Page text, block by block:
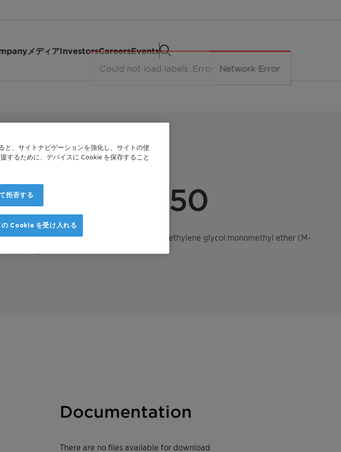
メディアInvestorsCareersEvents
M 750
750 is a linear, mono hydroxy-functional polyethylene glycol monomethyl ether (M-
Documentation
There are no files available for download
と、サイトナビゲーションを強化し、サイトの使
するために、デバイスに Cookie を保存すること
拒否する
の Cookie を受け入れる